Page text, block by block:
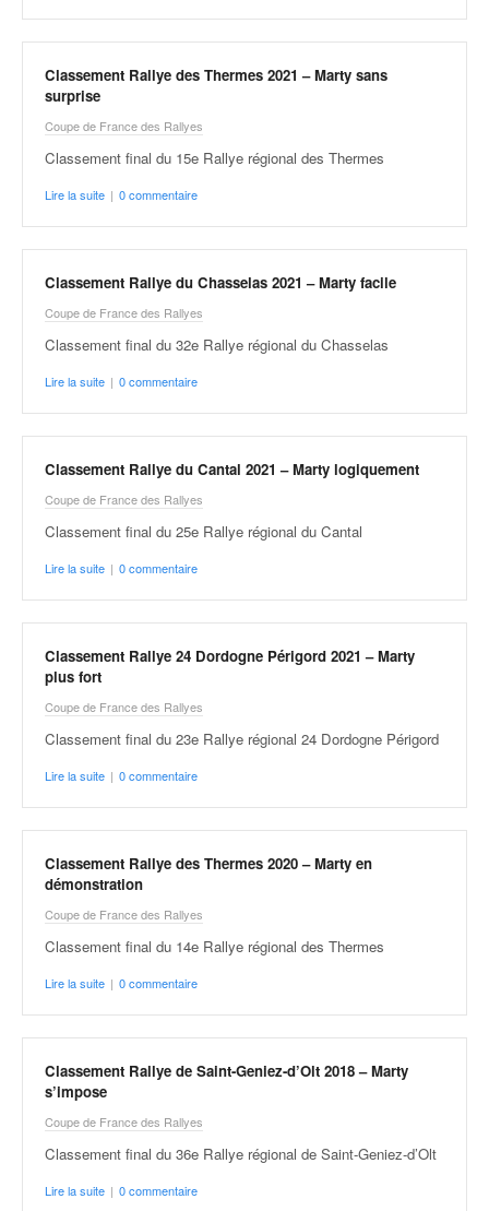
Classement Rallye des Thermes 2021 – Marty sans
surprise
Coupe de France des Rallyes
Classement final du 15e Rallye régional des Thermes
Lire la suite | 0 commentaire
Classement Rallye du Chasselas 2021 – Marty facile
Coupe de France des Rallyes
Classement final du 32e Rallye régional du Chasselas
Lire la suite | 0 commentaire
Classement Rallye du Cantal 2021 – Marty logiquement
Coupe de France des Rallyes
Classement final du 25e Rallye régional du Cantal
Lire la suite | 0 commentaire
Classement Rallye 24 Dordogne Périgord 2021 – Marty
plus fort
Coupe de France des Rallyes
Classement final du 23e Rallye régional 24 Dordogne Périgord
Lire la suite | 0 commentaire
Classement Rallye des Thermes 2020 – Marty en
démonstration
Coupe de France des Rallyes
Classement final du 14e Rallye régional des Thermes
Lire la suite | 0 commentaire
Classement Rallye de Saint-Geniez-d’Olt 2018 – Marty
s’impose
Coupe de France des Rallyes
Classement final du 36e Rallye régional de Saint-Geniez-d’Olt
Lire la suite | 0 commentaire